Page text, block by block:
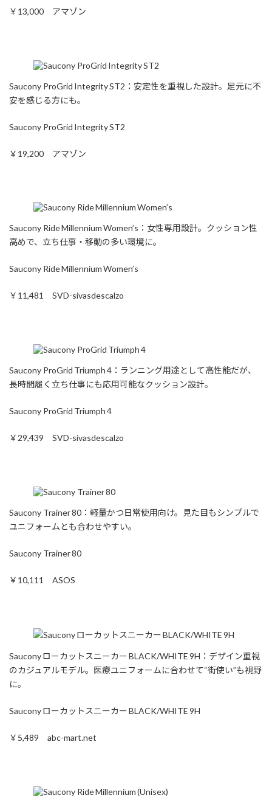
￥13,000 アマゾン
Saucony ProGrid Integrity ST2：安定性を重視した設計。足元に不
安を感じる方にも。
Saucony ProGrid Integrity ST2
￥19,200 アマゾン
Saucony Ride Millennium Women’s：女性専用設計。クッション性
高めで、立ち仕事・移動の多い環境に。
Saucony Ride Millennium Women’s
￥11,481 SVD-sivasdescalzo
Saucony ProGrid Triumph 4：ランニング用途として高性能だが、
長時間履く立ち仕事にも応用可能なクッション設計。
Saucony ProGrid Triumph 4
￥29,439 SVD-sivasdescalzo
Saucony Trainer 80：軽量かつ日常使用向け。見た目もシンプルで
ユニフォームとも合わせやすい。
Saucony Trainer 80
￥10,111 ASOS
Saucony ローカットスニーカー BLACK/WHITE 9H：デザイン重視
のカジュアルモデル。医療ユニフォームに合わせて“街使い”も視野
に。
Saucony ローカットスニーカー BLACK/WHITE 9H
￥5,489 abc-mart.net